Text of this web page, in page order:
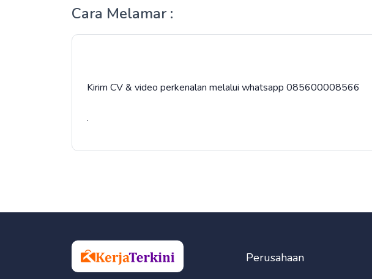
Cara Melamar :
Kirim CV & video perkenalan melalui whatsapp 085600008566
.
Perusahaan